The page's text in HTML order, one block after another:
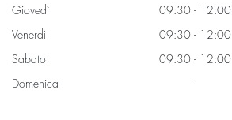
Giovedì
09:30 - 12:00
Venerdì
09:30 - 12:00
Sabato
09:30 - 12:00
Domenica
-